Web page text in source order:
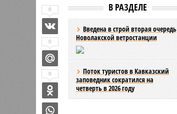
В РАЗДЕЛЕ
Введена в строй вторая очередь
Новолакской ветростанции
Поток туристов в Кавказский
заповедник сократился на
четверть в 2026 году
0
0
0